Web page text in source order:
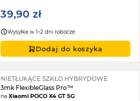
39,90 zł
Wysyłka w 1–2 dni robocze
Dodaj do koszyka
NIETŁUKĄCE SZKŁO HYBRYDOWE
3mk FlexibleGlass Pro™
naXiaomi POCO X4 GT 5G